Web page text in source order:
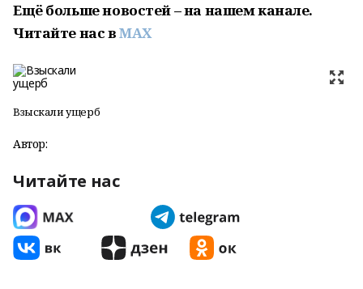
Ещё больше новостей – на нашем канале.
Читайте нас вMAX
Взыскали ущерб
Автор:
Читайте нас